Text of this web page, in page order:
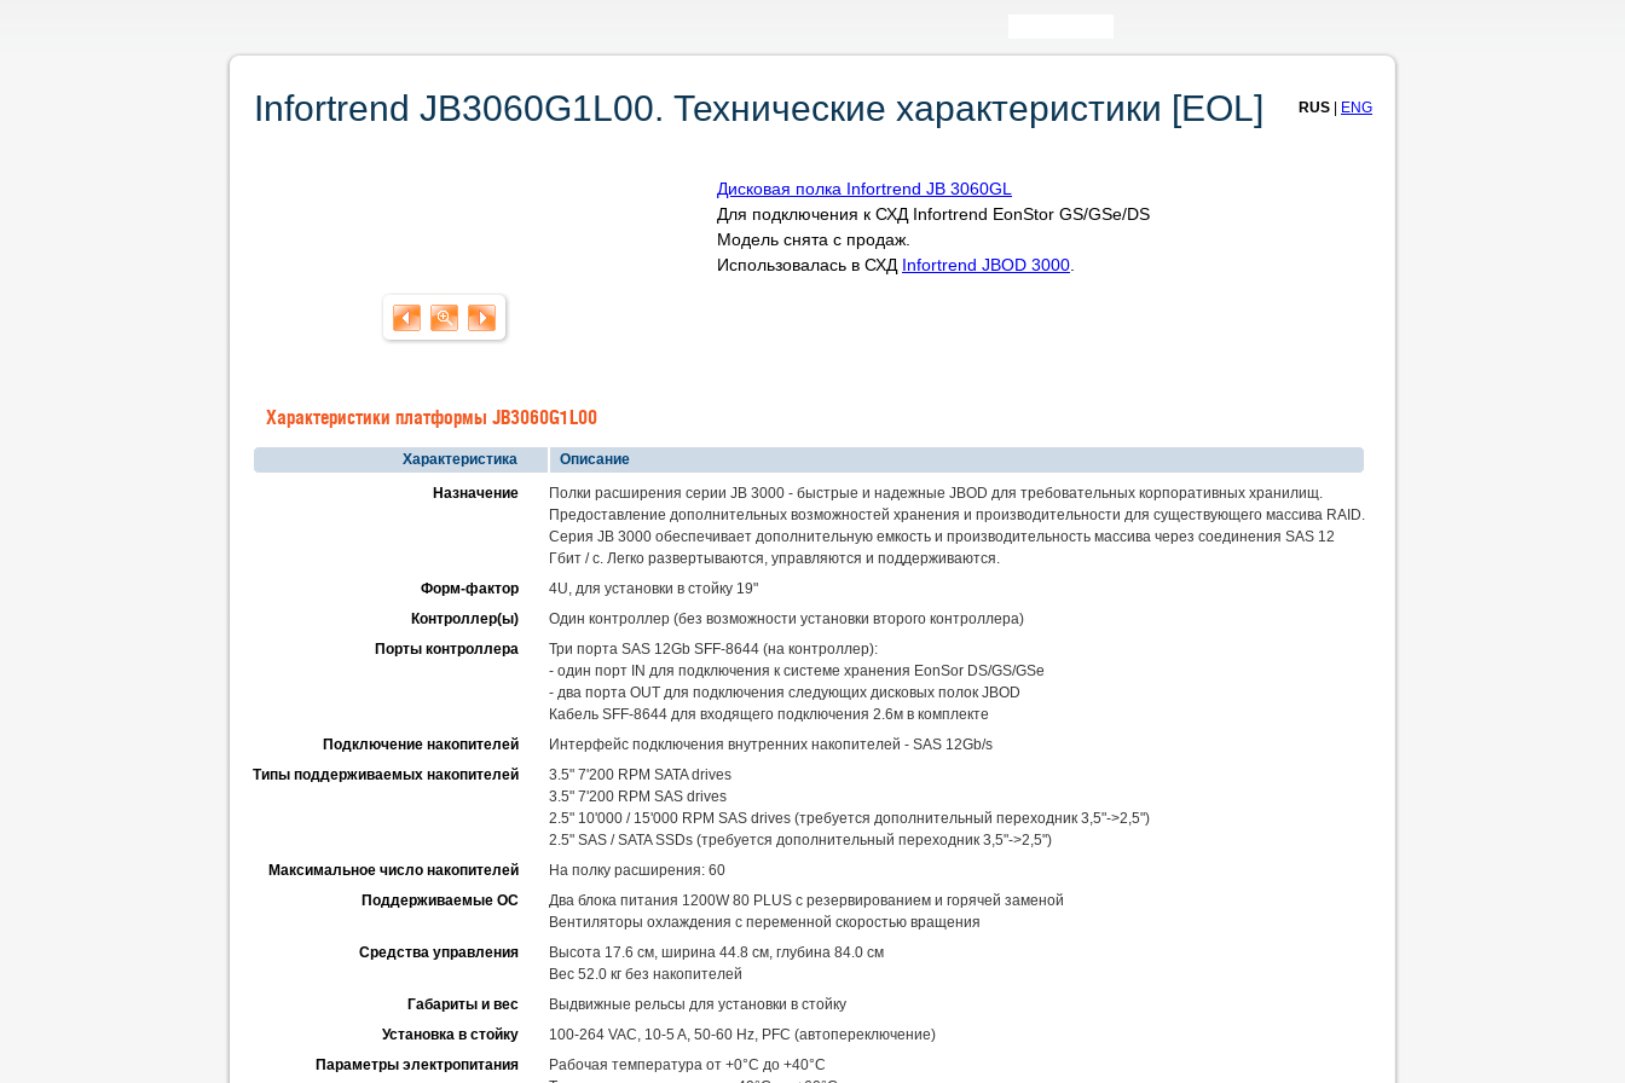
Infortrend JB3060G1L00. Технические характеристики [EOL] RUS ENG
Дисковая полка Infortrend JB 3060GL
Для подключения к СХД Infortrend EonStor GS/GSe/DS
Модель снята с продаж.
Использовалась в СХД Infortrend JBOD 3000
Характеристики платформы JB3060G1L00
Характеристика
Описание
Назначение
Полки расширения серии JB 3000 - быстрые и надежные JBOD для требовательных корпоративных хранилищ.
Предоставление дополнительных возможностей хранения и производительности для существующего массива RAID.
Серия JB 3000 обеспечивает дополнительную емкость и производительность массива через соединения SAS 12
Гбит / с. Легко развертываются, управляются и поддерживаются.
Форм-фактор
4U, для установки в стойку 19"
Контроллер(ы)
Один контроллер (без возможности установки второго контроллера)
Порты контроллера
Три порта SAS 12Gb SFF-8644 (на контроллер):
- один порт IN для подключения к системе хранения EonSor DS/GS/GSe
- два порта OUT для подключения следующих дисковых полок JBOD
Кабель SFF-8644 для входящего подключения 2.6м в комплекте
Подключение накопителей
Интерфейс подключения внутренних накопителей - SAS 12Gb/s
Типы поддерживаемых накопителей
3.5" 7'200 RPM SATA drives
3.5" 7'200 RPM SAS drives
2.5" 10'000 / 15'000 RPM SAS drives (требуется дополнительный переходник 3,5"->2,5")
2.5" SAS / SATA SSDs (требуется дополнительный переходник 3,5"->2,5")
Максимальное число накопителей
На полку расширения: 60
Поддерживаемые ОС
Два блока питания 1200W 80 PLUS с резервированием и горячей заменой
Вентиляторы охлаждения с переменной скоростью вращения
Средства управления
Высота 17.6 см, ширина 44.8 см, глубина 84.0 см
Вес 52.0 кг без накопителей
Габариты и вес
Выдвижные рельсы для установки в стойку
Установка в стойку
100-264 VAC, 10-5 A, 50-60 Hz, PFC (автопереключение)
Параметры электропитания
Рабочая температура от +0°C до +40°C